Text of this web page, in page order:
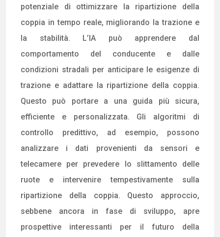
potenziale di ottimizzare la ripartizione della
coppia in tempo reale, migliorando la trazione e
la stabilità. L’IA può apprendere dal
comportamento del conducente e dalle
condizioni stradali per anticipare le esigenze di
trazione e adattare la ripartizione della coppia.
Questo può portare a una guida più sicura,
efficiente e personalizzata. Gli algoritmi di
controllo predittivo, ad esempio, possono
analizzare i dati provenienti da sensori e
telecamere per prevedere lo slittamento delle
ruote e intervenire tempestivamente sulla
ripartizione della coppia. Questo approccio,
sebbene ancora in fase di sviluppo, apre
prospettive interessanti per il futuro della